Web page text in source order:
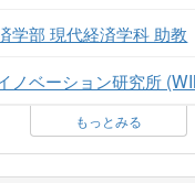
学部 現代経済学科 助教
ノベーション研究所
もっとみる